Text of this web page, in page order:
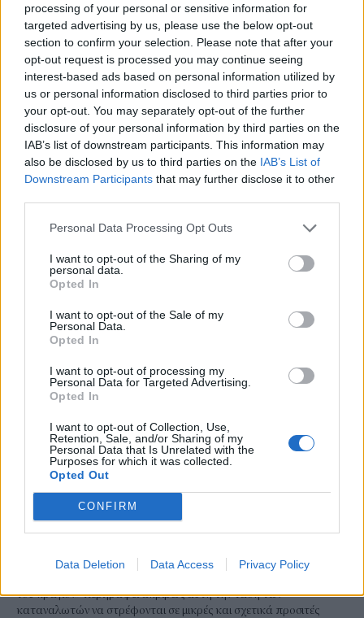
processing of your personal or sensitive information for
targeted advertising by us, please use the below opt-out
section to confirm your selection. Please note that after your
opt-out request is processed you may continue seeing
interest-based ads based on personal information utilized by
us or personal information disclosed to third parties prior to
your opt-out. You may separately opt-out of the further
disclosure of your personal information by third parties on the
IAB’s list of downstream participants. This information may
also be disclosed by us to third parties on the IAB’s List of
Downstream Participants that may further disclose it to other
Personal Data Processing Opt Outs
I want to opt-out of the Sharing of my
personal data.
Opted In
I want to opt-out of the Sale of my
Personal Data.
Opted In
I want to opt-out of processing my
Personal Data for Targeted Advertising.
Opted In
I want to opt-out of Collection, Use,
Retention, Sale, and/or Sharing of my
Personal Data that Is Unrelated with the
Purposes for which it was collected.
Opted Out
CONFIRM
Data Deletion Data Access Privacy Policy
ΕΠΙΧΕΙΡΗΣΕΙΣ
AKTOR: Συμφωνία με τη Motor Oil για την
εξαγορά του 75% των ΗΛΕΚΤΩΡ και THALIS
THALIS, ενισχύοντας τις δραστηριότητες του Ομίλου στην κυκλική
NEWSROOM/05 Αυγ 2026
ΕΠΙΧΕΙΡΗΣΕΙΣ
Τι είναι το «φαινόμενο του κραγιόν» στο
οποίο πόνταρε η L’Oréal
Έχετε νιώσει ποτέ την ανάγκη να αγοράσετε κάτι μόνο και μόνο για
του κραγιόν» περιγράφει ακριβώς αυτή την τάση των
καταναλωτών να στρέφονται σε μικρές και σχετικά προσιτές